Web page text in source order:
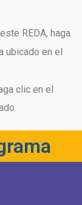
REDA, haga
ubicado en el
clic en el